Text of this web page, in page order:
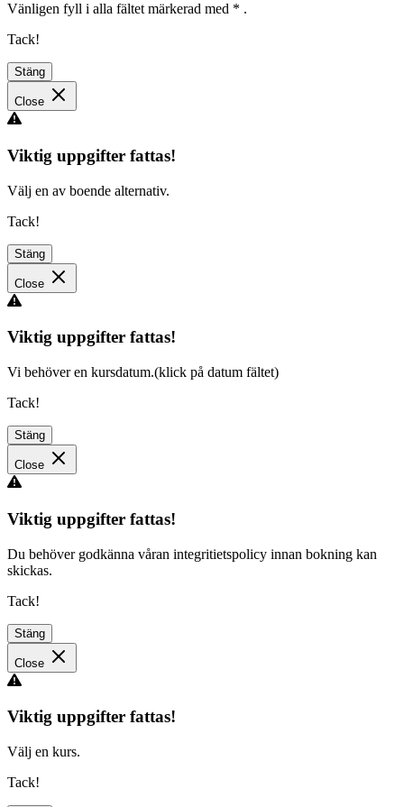
Vänligen fyll i alla fältet märkerad med * .
Tack!
Stäng
Close
Viktig uppgifter fattas!
Välj en av boende alternativ.
Tack!
Stäng
Close
Viktig uppgifter fattas!
Vi behöver en kursdatum.(klick på datum fältet)
Tack!
Stäng
Close
Viktig uppgifter fattas!
Du behöver godkänna våran integritietspolicy innan bokning kan
skickas.
Tack!
Stäng
Close
Viktig uppgifter fattas!
Välj en kurs.
Tack!